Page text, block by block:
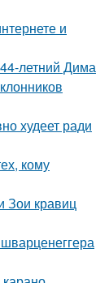
и
летний Дима
худеет ради
кому
Зои кравиц